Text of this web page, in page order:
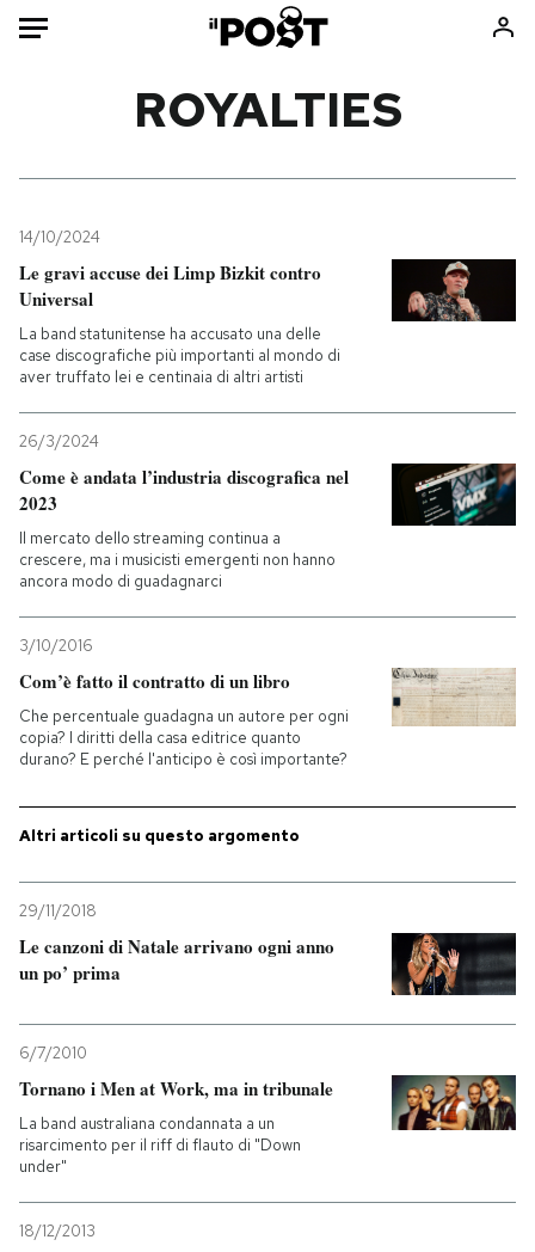
Mondo
Politica
Tecnologia
Internet
Scienza
Economia
Sport
Consumismi
Ok Boomer!
Mondiali calcio 2026
PODCAST
NEWSLETTER
I MIEI PREFERITI
AREA PERSONALE
Entra
ROYALTIES
14/10/2024
Le gravi accuse dei Limp Bizkit contro
Universal
La band statunitense ha accusato una delle
case discografiche più importanti al mondo di
aver truffato lei e centinaia di altri artisti
26/3/2024
Come è andata l’industria discografica nel
2023
Il mercato dello streaming continua a
crescere, ma i musicisti emergenti non hanno
ancora modo di guadagnarci
3/10/2016
Com’è fatto il contratto di un libro
Che percentuale guadagna un autore per ogni
copia? I diritti della casa editrice quanto
durano? E perché l'anticipo è così importante?
Altri articoli su questo argomento
29/11/2018
Le canzoni di Natale arrivano ogni anno
un po’ prima
6/7/2010
Tornano i Men at Work, ma in tribunale
La band australiana condannata a un
risarcimento per il riff di flauto di "Down
under"
18/12/2013